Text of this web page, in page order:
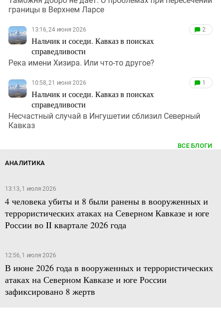
границы в Верхнем Ларсе
13:16, 24 июня 2026
Нальчик и соседи. Кавказ в поисках
справедливости
2
Река имени Хизира. Или что-то другое?
10:58, 21 июня 2026
Нальчик и соседи. Кавказ в поисках
справедливости
1
Несчастный случай в Ингушетии сблизил Северный
Кавказ
ВСЕ БЛОГИ
АНАЛИТИКА
13:13, 1 июля 2026
4 человека убиты и 8 были ранены в вооруженных и
террористических атаках на Северном Кавказе и юге
России во II квартале 2026 года
12:56, 1 июля 2026
В июне 2026 года в вооруженных и террористических
атаках на Северном Кавказе и юге России
зафиксировано 8 жертв